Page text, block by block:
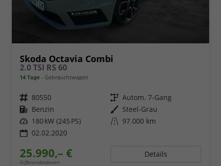
Skoda Octavia Combi
2.0 TSI RS 60
14 Tage Gebrauchtwagen
Fahrzeugnr. 80550 Getriebe Autom. 7-Gang
Kraftstoff Benzin Außenfarbe Steel-Grau
Leistung 180 kW (245 PS) Kilometerstand 97.000 km
02.02.2020
25.990,– €
Differenzbesteuert
Details